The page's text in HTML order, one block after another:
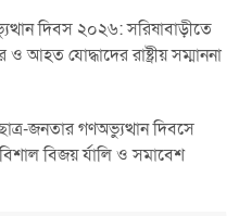
দিবস ২০২৬: সরিষাবাড়ীতে
ও আহত যোদ্ধাদের রাষ্ট্রীয় সম্মাননা
জনতার গণঅভ্যুত্থান দিবসে
বিজয় র্যালি ও সমাবেশ